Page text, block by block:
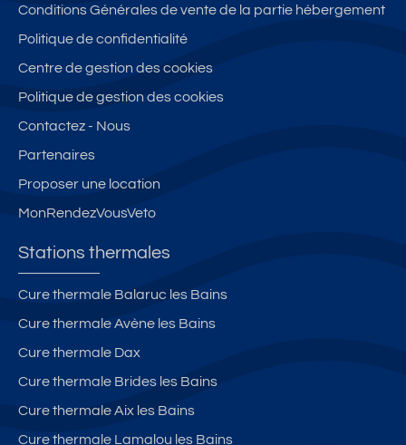
Conditions Générales de vente de la partie hébergement
Politique de confidentialité
Centre de gestion des cookies
Politique de gestion des cookies
Contactez - Nous
Partenaires
Proposer une location
MonRendezVousVeto
Stations thermales
Cure thermale Balaruc les Bains
Cure thermale Avène les Bains
Cure thermale Dax
Cure thermale Brides les Bains
Cure thermale Aix les Bains
Cure thermale Lamalou les Bains